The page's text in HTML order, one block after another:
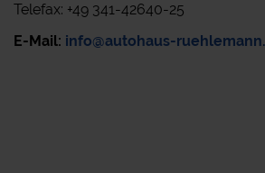
Telefax: +49 341-42640-25
E-Mail: info@autohaus-